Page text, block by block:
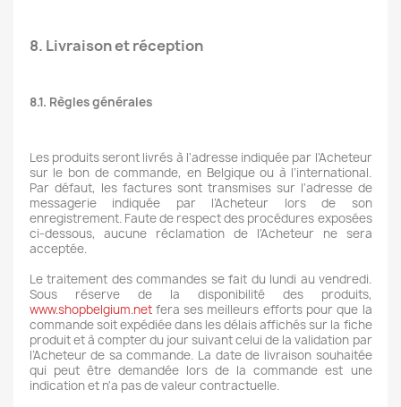
8. Livraison et réception
8.1. Règles générales
Les produits seront livrés à l'adresse indiquée par l'Acheteur
sur le bon de commande, en Belgique ou à l’international.
Par défaut, les factures sont transmises sur l'adresse de
messagerie indiquée par l’Acheteur lors de son
enregistrement. Faute de respect des procédures exposées
ci-dessous, aucune réclamation de l'Acheteur ne sera
acceptée.
Le traitement des commandes se fait du lundi au vendredi.
Sous réserve de la disponibilité des produits,
www.shopbelgium.netfera ses meilleurs efforts pour que la
commande soit expédiée dans les délais affichés sur la fiche
produit et à compter du jour suivant celui de la validation par
l’Acheteur de sa commande. La date de livraison souhaitée
qui peut être demandée lors de la commande est une
indication et n'a pas de valeur contractuelle.